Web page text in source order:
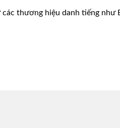
các thương hiệu danh tiếng